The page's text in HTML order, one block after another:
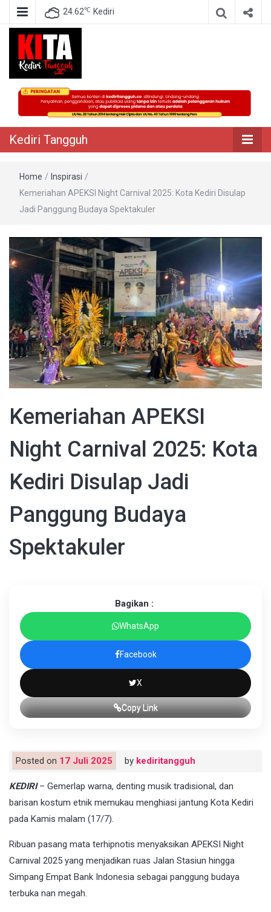
24.62℃ Kediri
Kediri Tangguh
Berita Akurat Terpercaya
Kediri Tangguh
Home / Inspirasi /
Kemeriahan APEKSI Night Carnival 2025: Kota Kediri Disulap
Jadi Panggung Budaya Spektakuler
Kemeriahan APEKSI
Night Carnival 2025: Kota
Kediri Disulap Jadi
Panggung Budaya
Spektakuler
Bagikan :
WhatsApp
Facebook
X
Copy Link
Posted on 17 Juli 2025 by kediritangguh
KEDIRI– Gemerlap warna, denting musik tradisional, dan
barisan kostum etnik memukau menghiasi jantung Kota Kediri
pada Kamis malam (17/7).
Ribuan pasang mata terhipnotis menyaksikan APEKSI Night
Carnival 2025 yang menjadikan ruas Jalan Stasiun hingga
Simpang Empat Bank Indonesia sebagai panggung budaya
terbuka nan megah.